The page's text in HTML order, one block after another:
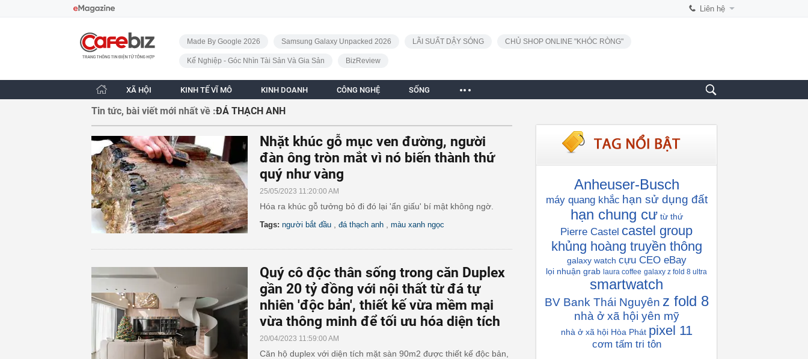
Liên hệ
CafeBiz - Trang chủ
Made By Google 2026
Samsung Galaxy Unpacked 2026 LÃI SUẤT DẬY SÓNG CHỦ SHOP ONLINE "KHÓC RÒNG"
Kế Nghiệp - Góc Nhìn Tài Sản Và Gia Sản BizReview
XÃ HỘI KINH TẾ VĨ MÔ KINH DOANH CÔNG NGHỆ SỐNG
Tin tức, bài viết mới nhất về :ĐÁ THẠCH ANH
Nhặt khúc gỗ mục ven đường, người
đàn ông tròn mắt vì nó biến thành thứ
quý như vàng
25/05/2023 11:20:00 AM
Hóa ra khúc gỗ tưởng bỏ đi đó lại 'ẩn giấu' bí mật không ngờ.
Tags: người bắt đầu đá thạch anh màu xanh ngọc
Quý cô độc thân sống trong căn Duplex
gần 20 tỷ đồng với nội thất từ đá tự
nhiên 'độc bản', thiết kế vừa mềm mại
vừa thông minh để tối ưu hóa diện tích
20/04/2023 11:59:00 AM
Căn hộ duplex với diện tích mặt sàn 90m2 được thiết kế độc bản,
Anheuser-Busch
máy quang khắc hạn sử dụng đất
hạn chung cư từ thứ
Pierre Castel castel group
khủng hoàng truyền thông
galaxy watch cựu CEO eBay
lọi nhuận grab laura coffee galaxy z fold 8 ultra
smartwatch
BV Bank Thái Nguyên z fold 8
nhà ở xã hội yên mỹ
nhà ở xã hội Hòa Phát pixel 11
cơm tấm tri tôn